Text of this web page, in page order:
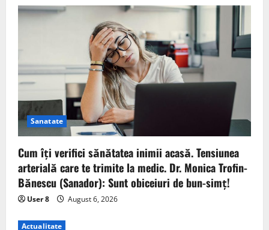
Sanatate
Cum îți verifici sănătatea inimii acasă. Tensiunea
arterială care te trimite la medic. Dr. Monica Trofin-
Bănescu (Sanador): Sunt obiceiuri de bun-simț!
User 8 August 6, 2026
Actualitate